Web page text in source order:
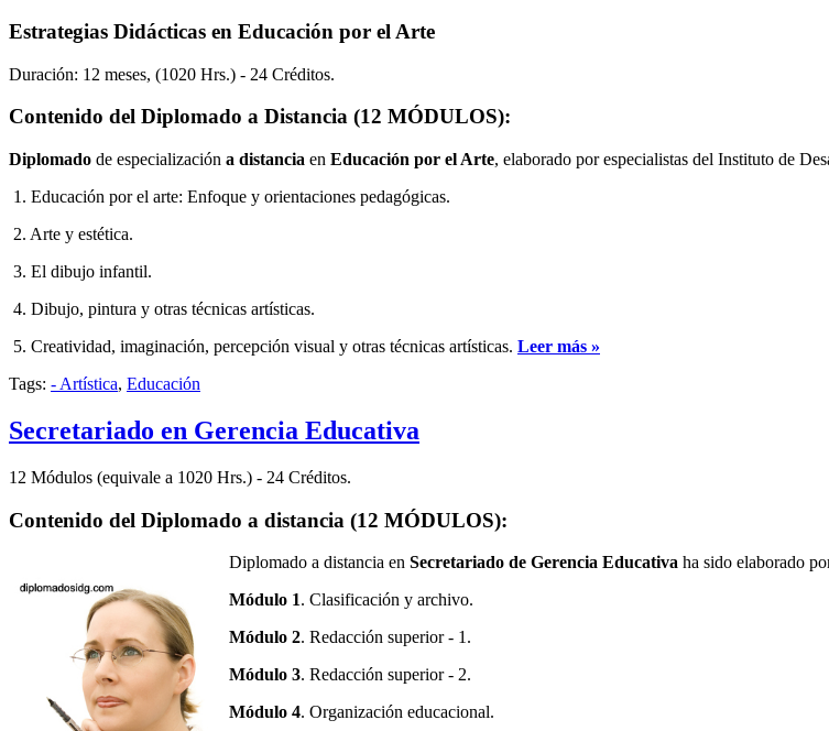
Estrategias Didácticas en Educación por el Arte
Duración: 12 meses, (1020 Hrs.) - 24 Créditos.
Contenido del Diplomado a Distancia (12 MÓDULOS):
Diplomado de especialización a distancia en Educación por el Arte, elaborado por especialistas del Instituto de
1. Educación por el arte: Enfoque y orientaciones pedagógicas.
2. Arte y estética.
3. El dibujo infantil.
4. Dibujo, pintura y otras técnicas artísticas.
5. Creatividad, imaginación, percepción visual y otras técnicas artísticas. Leer más »
Tags: - Artística, Educación
Secretariado en Gerencia Educativa
12 Módulos (equivale a 1020 Hrs.) - 24 Créditos.
Contenido del Diplomado a distancia (12 MÓDULOS):
Diplomado a distancia en Secretariado de Gerencia Educativa ha sido elaborado
Módulo 1. Clasificación y archivo.
Módulo 2. Redacción superior - 1.
Módulo 3. Redacción superior - 2.
Módulo 4. Organización educacional.